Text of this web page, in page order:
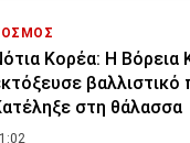
Κορέα: Η Βόρεια
βαλλιστικό
στη θάλασσα